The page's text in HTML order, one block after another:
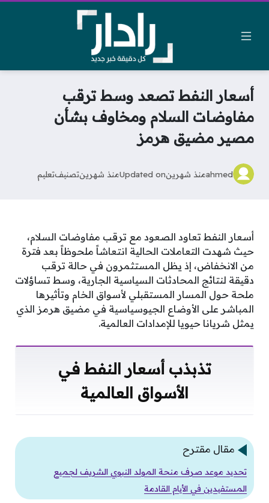
أسعار النفط تصعد وسط ترقب
مفاوضات السلام ومخاوف بشأن
مصير مضيق هرمز
ahmedمنذ شهرينUpdated onمنذ شهرينتصنيفتعليم
أسعار النفط تعاود الصعود مع ترقب مفاوضات السلام،
حيث شهدت التعاملات الحالية انتعاشاً ملحوظاً بعد فترة
من الانخفاض، إذ يظل المستثمرون في حالة ترقب
دقيقة لنتائج المحادثات السياسية الجارية، وسط تساؤلات
ملحة حول المسار المستقبلي لأسواق الخام وتأثيرها
المباشر على الأوضاع الجيوسياسية في مضيق هرمز الذي
يمثل شريانا حيويا للإمدادات العالمية.
تذبذب أسعار النفط في
الأسواق العالمية
مقال مقترح
تحديد موعد صرف منحة المولد النبوي الشريف لجميع
المستفيدين في الأيام القادمة